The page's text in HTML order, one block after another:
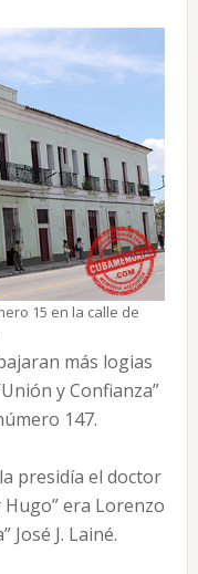
15 en la calle de
más logias
y Confianza”
147.
presidía el doctor
Hugo” era Lorenzo
José J. Lainé.